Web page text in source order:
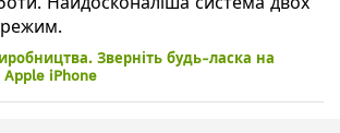
режим.
Зверніть будь-ласка на
iPhone